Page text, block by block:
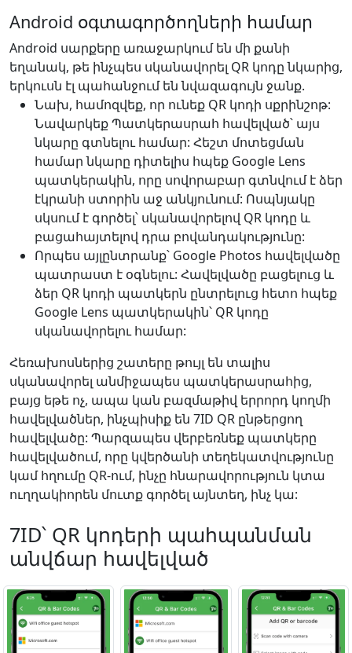
Android օգտագործողների համար
Android սարքերը առաջարկում են մի քանի
եղանակ, թե ինչպես սկանավորել QR կոդը նկարից,
երկուսն էլ պահանջում են նվազագույն ջանք.
Նախ, համոզվեք, որ ունեք QR կոդի սքրինշոթ:
Նավարկեք Պատկերասրահ հավելված՝ այս
նկարը գտնելու համար: Հեշտ մոտեցման
համար նկարը դիտելիս հպեք Google Lens
պատկերակին, որը սովորաբար գտնվում է ձեր
էկրանի ստորին աջ անկյունում: Ոսպնյակը
սկսում է գործել՝ սկանավորելով QR կոդը և
բացահայտելով դրա բովանդակությունը:
Որպես այլընտրանք՝ Google Photos հավելվածը
պատրաստ է օգնելու: Հավելվածը բացելուց և
ձեր QR կոդի պատկերն ընտրելուց հետո հպեք
Google Lens պատկերակին՝ QR կոդը
սկանավորելու համար:
Հեռախոսներից շատերը թույլ են տալիս
սկանավորել անմիջապես պատկերասրահից,
բայց եթե ոչ, ապա կան բազմաթիվ երրորդ կողմի
հավելվածներ, ինչպիսիք են 7ID QR ընթերցող
հավելվածը: Պարզապես վերբեռնեք պատկերը
հավելվածում, որը կվերծանի տեղեկատվությունը
կամ հղումը QR-ում, ինչը հնարավորություն կտա
ուղղակիորեն մուտք գործել այնտեղ, ինչ կա:
7ID՝ QR կոդերի պահպանման
անվճար հավելված